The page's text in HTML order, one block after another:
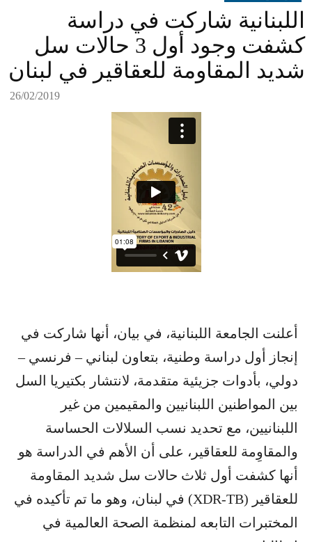
اللبنانية شاركت في دراسة
كشفت وجود أول 3 حالات سل
شديد المقاومة للعقاقير في لبنان
26/02/2019
أعلنت الجامعة اللبنانية، في بيان، أنها شاركت في
إنجاز أول دراسة وطنية، بتعاون لبناني – فرنسي –
دولي، بأدوات جزيئية متقدمة، لانتشار بكتيريا السل
بين المواطنين اللبنانيين والمقيمين من غير
اللبنانيين، مع تحديد نسب السلالات الحساسة
والمقاوِمة للعقاقير، على أن الأهم في الدراسة هو
أنها كشفت أول ثلاث حالات سل شديد المقاومة
للعقاقير (XDR-TB) في لبنان، وهو ما تم تأكيده في
المختبرات التابعه لمنظمة الصحة العالمية في